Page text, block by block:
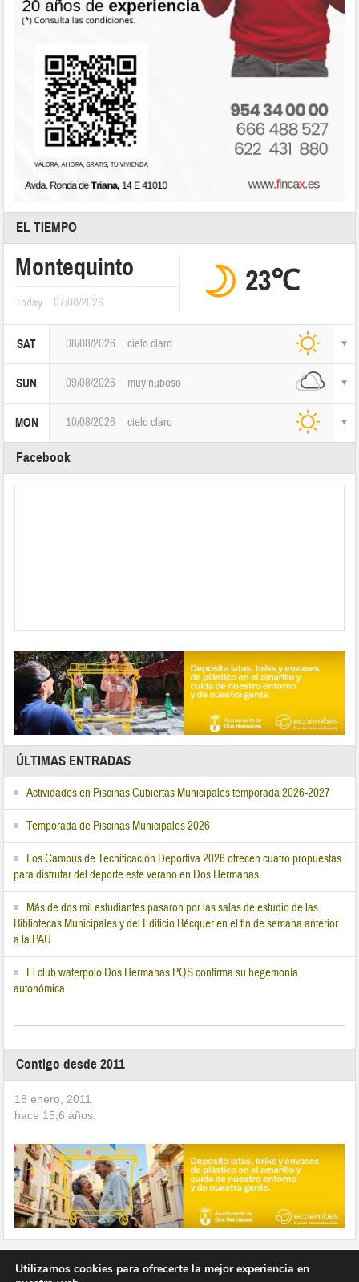
EL TIEMPO
Montequinto
Today 07/08/2026
23℃
SAT 08/08/2026 cielo claro
SUN 09/08/2026 muy nuboso
MON 10/08/2026 cielo claro
Facebook
ÚLTIMAS ENTRADAS
Actividades en Piscinas Cubiertas Municipales temporada 2026-2027
Temporada de Piscinas Municipales 2026
Los Campus de Tecnificación Deportiva 2026 ofrecen cuatro propuestas
para disfrutar del deporte este verano en Dos Hermanas
Más de dos mil estudiantes pasaron por las salas de estudio de las
Bibliotecas Municipales y del Edificio Bécquer en el fin de semana anterior
a la PAU
El club waterpolo Dos Hermanas PQS confirma su hegemonía
autonómica
Contigo desde 2011
18 enero, 2011
hace 15,6 años.
Utilizamos cookies para ofrecerte la mejor experiencia en